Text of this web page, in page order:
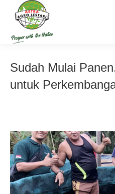
Sudah Mulai
untuk